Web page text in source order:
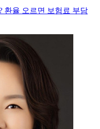
환율 오르면 보험료 부담